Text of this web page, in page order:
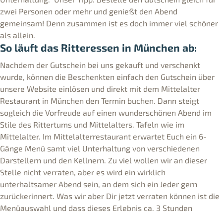
zwei Personen oder mehr und genießt den Abend
gemeinsam! Denn zusammen ist es doch immer viel schöner
als allein.
So läuft das Ritteressen in München ab:
Nachdem der Gutschein bei uns gekauft und verschenkt
wurde, können die Beschenkten einfach den Gutschein über
unsere Website einlösen und direkt mit dem Mittelalter
Restaurant in München den Termin buchen. Dann steigt
sogleich die Vorfreude auf einen wunderschönen Abend im
Stile des Rittertums und Mittelalters. Tafeln wie im
Mittelalter. Im Mittelalterrestaurant erwartet Euch ein 6-
Gänge Menü samt viel Unterhaltung von verschiedenen
Darstellern und den Kellnern. Zu viel wollen wir an dieser
Stelle nicht verraten, aber es wird ein wirklich
unterhaltsamer Abend sein, an dem sich ein Jeder gern
zurückerinnert. Was wir aber Dir jetzt verraten können ist die
Menüauswahl und dass dieses Erlebnis ca. 3 Stunden